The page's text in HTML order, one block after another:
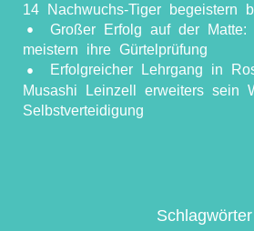
14 Nachwuchs-Tiger begeistern
Großer Erfolg auf der Matte:
meistern ihre Gürtelprüfung
Erfolgreicher Lehrgang in
Musashi Leinzell erweiters sein
Selbstverteidigung
Schlagwörter